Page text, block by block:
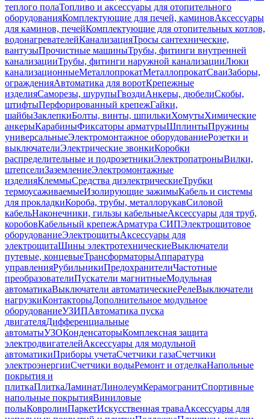
теплого полаТопливо и аксессуары для отопительного
оборудованияКомплектующие для печей, каминовАксессуары
для каминов, печейКомплектующие для отопительных котлов,
водонагревателейКанализацияТросы сантехнические,
вантузыПрочистные машиныТрубы, фитинги внутренней
канализацииТрубы, фитинги наружной канализацииЛюки
канализационныеМеталлопрокатМеталлопрокатСваиЗаборы,
огражденияАвтоматика для воротКрепежные
изделияСаморезы, шурупыГвоздиАнкеры, дюбелиСкобы,
штифтыПерфорированный крепежГайки,
шайбыЗаклепкиБолты, винты, шпилькиХомутыХимические
анкерыКарабиныФиксаторы арматурыШплинтыПружины
универсальныеЭлектромонтажное оборудованиеРозетки и
выключателиЭлектрические звонкиКоробки
распределительные и подрозетникиЭлектропатроныВилки,
штепселиЗаземлениеЭлектромонтажные
изделияКлеммыСредства диэлектрическиеТрубки
термоусаживаемыеИзолирующие зажимыКабель и системы
для прокладкиКороба, трубы, металлорукавСиловой
кабельНаконечники, гильзы кабельныеАксессуары для труб,
коробовКабельный крепежАрматура СИПЭлектрощитовое
оборудованиеЭлектрощитыАксессуары для
электрощитаШины электротехническиеВыключатели
путевые, концевыеТрансформаторыАппаратура
управленияРубильникиПредохранителиЧастотные
преобразователиПускатели магнитныеМодульная
автоматикаВыключатели автоматическиеРелеВыключатели
нагрузкиКонтакторыДополнительное модульное
оборудованиеУЗИПАвтоматика пуска
двигателяДифференциальные
автоматыУЗОКонденсаторыКомплексная защита
электродвигателейАксессуары для модульной
автоматикиПриборы учетаСчетчики газаСчетчики
электроэнергииСчетчики водыРемонт и отделкаНапольные
покрытия и
плиткаПлиткаЛаминатЛинолеумКерамогранитСпортивные
напольные покрытияВиниловые
полыКовролинПаркетИскусственная траваАксессуары для